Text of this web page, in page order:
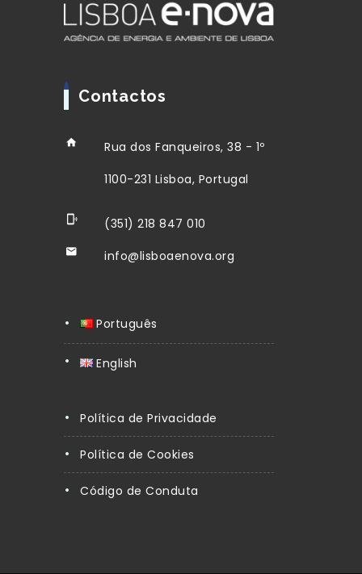
Contactos
Rua dos Fanqueiros, 38 - 1º
1100-231 Lisboa, Portugal
(351) 218 847 010
info@lisboaenova.org
Português
English
Política de Privacidade
Política de Cookies
Código de Conduta